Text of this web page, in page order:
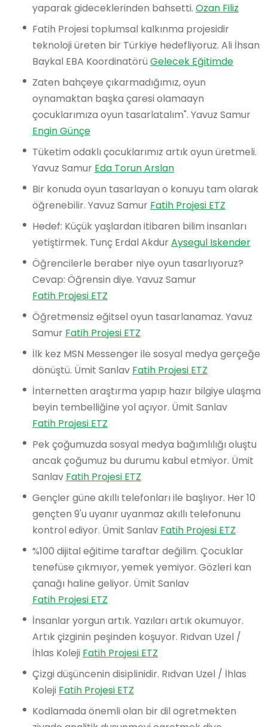
yaparak gideceklerinden bahsetti. Ozan Filiz
Fatih Projesi toplumsal kalkınma projesidir
teknoloji üreten bir Türkiye hedefliyoruz. Ali İhsan
Baykal EBA Koordinatörü Gelecek Eğitimde
Zaten bahçeye çıkarmadığımız, oyun
oynamaktan başka çaresi olamaayn
çocuklarımıza oyun tasarlatalım". Yavuz Samur
Engin Günçe
Tüketim odaklı çocuklarımız artık oyun üretmeli.
Yavuz Samur Eda Torun Arslan
Bir konuda oyun tasarlayan o konuyu tam olarak
öğrenebilir. Yavuz Samur Fatih Projesi ETZ
Hedef: Küçük yaşlardan itibaren bilim insanları
yetiştirmek. Tunç Erdal AkdurAysegul Iskender
Öğrencilerle beraber niye oyun tasarlıyoruz?
Cevap: Öğrensin diye. Yavuz Samur
Fatih Projesi ETZ
Öğretmensiz eğitsel oyun tasarlanamaz. Yavuz
Samur Fatih Projesi ETZ
İlk kez MSN Messenger ile sosyal medya gerçeğe
dönüştü. Ümit Sanlav Fatih Projesi ETZ
İnternetten araştırma yapıp hazır bilgiye ulaşma
beyin tembelliğine yol açıyor. Ümit Sanlav
Fatih Projesi ETZ
Pek çoğumuzda sosyal medya bağımlılığı oluştu
ancak çoğumuz bu durumu kabul etmiyor. Ümit
Sanlav Fatih Projesi ETZ
Gençler güne akıllı telefonları ile başlıyor. Her 10
gençten 9'u uyanır uyanmaz akıllı telefonunu
kontrol ediyor. Ümit Sanlav Fatih Projesi ETZ
%100 dijital eğitime taraftar değilim. Çocuklar
tenefüse çıkmıyor, yemek yemiyor. Gözleri kan
çanağı haline geliyor. Ümit Sanlav
Fatih Projesi ETZ
İnsanlar yorgun artık. Yazıları artık okumuyor.
Artık çizginin peşinden koşuyor. Rıdvan Uzel /
İhlas Koleji Fatih Projesi ETZ
Çizgi düşüncenin disiplinidir. Rıdvan Uzel / İhlas
Koleji Fatih Projesi ETZ
Kodlamada önemli olan bir dil ogretmekten